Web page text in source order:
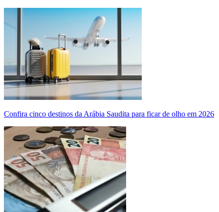
Confira cinco destinos da Arábia Saudita para ficar de olho em 2026